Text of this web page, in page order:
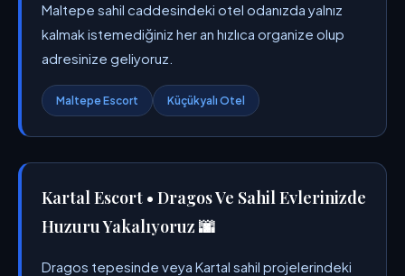
Maltepe sahil caddesindeki otel odanızda yalnız
kalmak istemediğiniz her an hızlıca organize olup
adresinize geliyoruz.
Maltepe Escort Küçükyalı Otel
Kartal Escort • Dragos Ve Sahil Evlerinizde
Huzuru Yakalıyoruz 🌆
Dragos tepesinde veya Kartal sahil projelerindeki